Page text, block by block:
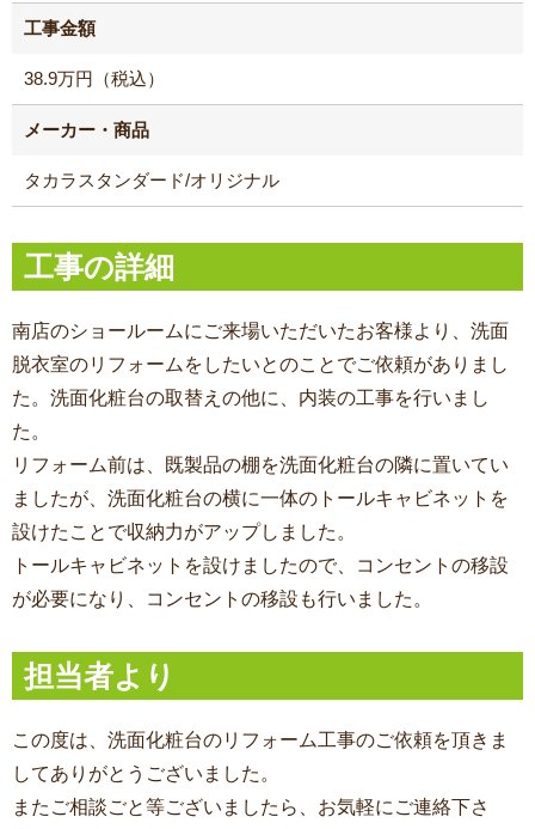
工事金額
38.9万円（税込）
メーカー・商品
タカラスタンダード/オリジナル
工事の詳細
南店のショールームにご来場いただいたお客様より、洗面
脱衣室のリフォームをしたいとのことでご依頼がありまし
た。洗面化粧台の取替えの他に、内装の工事を行いまし
た。
リフォーム前は、既製品の棚を洗面化粧台の隣に置いてい
ましたが、洗面化粧台の横に一体のトールキャビネットを
設けたことで収納力がアップしました。
トールキャビネットを設けましたので、コンセントの移設
が必要になり、コンセントの移設も行いました。
担当者より
この度は、洗面化粧台のリフォーム工事のご依頼を頂きま
してありがとうございました。
またご相談ごと等ございましたら、お気軽にご連絡下さ